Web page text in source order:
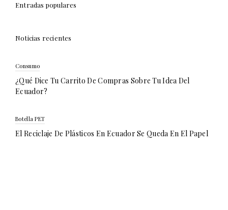
Entradas populares
Noticias recientes
Consumo
¿Qué Dice Tu Carrito De Compras Sobre Tu Idea Del
Ecuador?
Botella PET
El Reciclaje De Plásticos En Ecuador Se Queda En El Papel